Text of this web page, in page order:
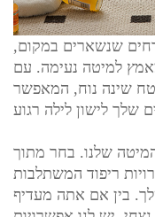
שנשארים במקום,
למיטה נעימה. עם
שינה נוח, המאפשר
שלנו. בחר מתוך
ריפוד המשתלבות
בין אם אתה מעדיף